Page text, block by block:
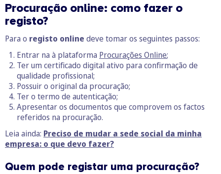
Procuração online: como fazer o
registo?
Para o registo online deve tomar os seguintes passos:
Entrar na à plataforma Procurações Online;
Ter um certificado digital ativo para confirmação de
qualidade profissional;
Possuir o original da procuração;
Ter o termo de autenticação;
Apresentar os documentos que comprovem os factos
referidos na procuração.
Leia ainda: Preciso de mudar a sede social da minha
empresa: o que devo fazer?
Quem pode registar uma procuração?